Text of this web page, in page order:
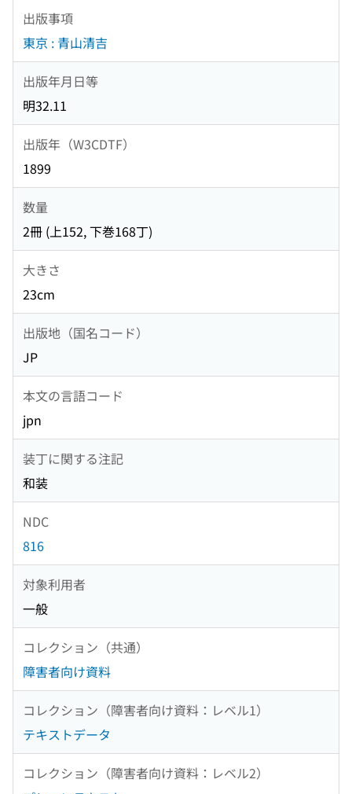
出版事項
東京 : 青山清吉
出版年月日等
明32.11
出版年（W3CDTF）
1899
数量
2冊 (上152, 下巻168丁)
大きさ
23cm
出版地（国名コード）
JP
本文の言語コード
jpn
装丁に関する注記
和装
NDC
816
対象利用者
一般
コレクション（共通）
障害者向け資料
コレクション（障害者向け資料：レベル1）
テキストデータ
コレクション（障害者向け資料：レベル2）